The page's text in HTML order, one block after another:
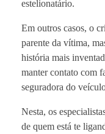
estelionatário.
Em outros casos, o
parente da vítima,
história mais
manter contato com
seguradora do
Nesta, os
de quem está te